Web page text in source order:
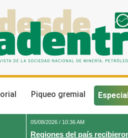
Piqueo gremial
05/08/2026 / 10:36 AM
Regiones del país